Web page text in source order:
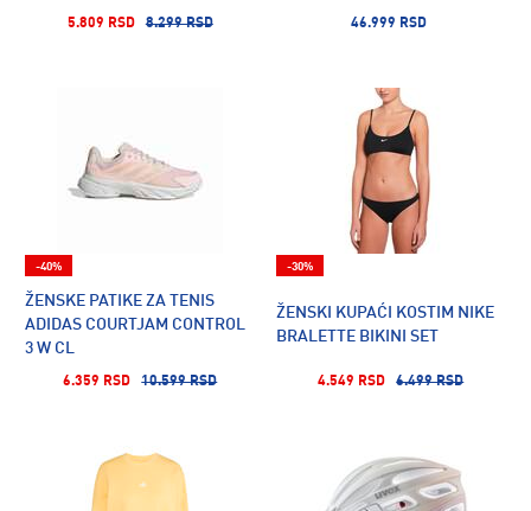
5.809 RSD 8.299 RSD 46.999 RSD
ŽENSKE PATIKE ZA TENIS
ADIDAS COURTJAM CONTROL
3 W CL
6.359 RSD 10.599 RSD
-40%
ŽENSKI KUPAĆI KOSTIM NIKE
BRALETTE BIKINI SET
4.549 RSD 6.499 RSD
-30%